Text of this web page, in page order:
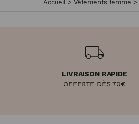
Accueil > Vêtements femme >
LIVRAISON RAPIDE
OFFERTE DÈS 70€